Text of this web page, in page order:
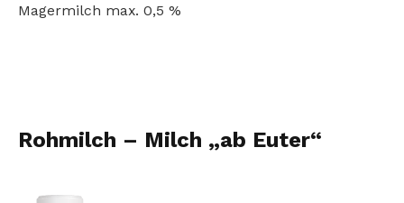
Magermilch max. 0,5 %
Rohmilch – Milch „ab Euter“